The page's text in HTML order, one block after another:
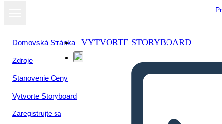
Domovská Stránka
Zdroje
Stanovenie Ceny
Vytvorte Storyboard
Zaregistrujte sa
VYTVORTE STORYBOARD